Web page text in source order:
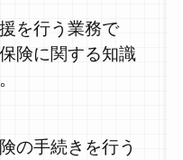
を行う業務で
険に関する知識
の手続きを行う